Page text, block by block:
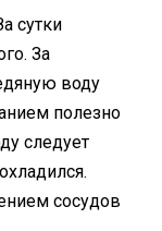
сутки
За
воду
полезно
следует
сосудов